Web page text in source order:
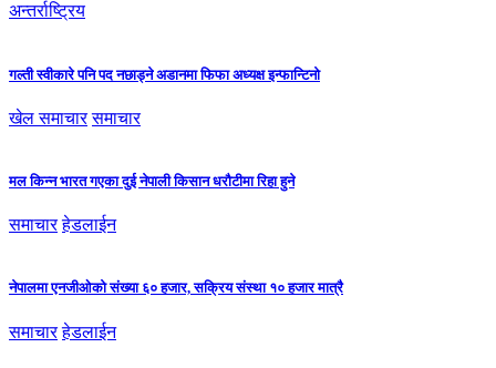
अन्तर्राष्ट्रिय
गल्ती स्वीकारे पनि पद नछाड्ने अडानमा फिफा अध्यक्ष इन्फान्टिनो
खेल समाचार समाचार
मल किन्न भारत गएका दुई नेपाली किसान धरौटीमा रिहा हुने
समाचार हेडलाईन
नेपालमा एनजीओको संख्या ६० हजार, सक्रिय संस्था १० हजार मात्रै
समाचार हेडलाईन